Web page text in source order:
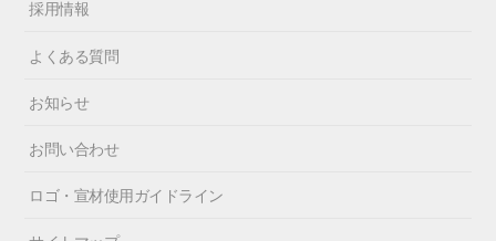
採用情報
よくある質問
お知らせ
お問い合わせ
ロゴ・宣材使用ガイドライン